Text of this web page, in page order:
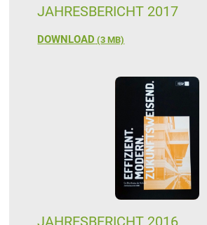
JAHRESBERICHT 2017
DOWNLOAD (3 MB)
JAHRESBERICHT 2016